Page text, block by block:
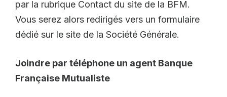
par la rubrique Contact du site de la BFM.
Vous serez alors redirigés vers un formulaire
dédié sur le site de la Société Générale.
Joindre par téléphone un agent Banque
Française Mutualiste